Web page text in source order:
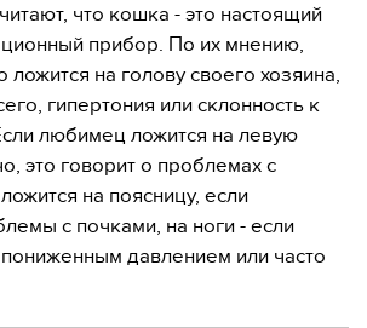
что кошка - это настоящий
прибор. По их мнению,
ложится на голову своего хозяина,
гипертония или склонность к
любимец ложится на левую
это говорит о проблемах с
на поясницу, если
с почками, на ноги - если
пониженным давлением или часто